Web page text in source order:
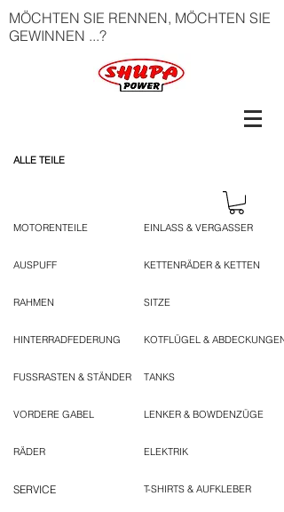
MÖCHTEN SIE RENNEN, MÖCHTEN SIE
GEWINNEN ...?
ALLE TEILE
MOTORENTEILE
AUSPUFF
RAHMEN
HINTERRADFEDERUNG
FUSSRASTEN & STÄNDER
VORDERE GABEL
RÄDER
SERVICE
EINLASS & VERGASSER
KETTENRÄDER & KETTEN
SITZE
KOTFLÜGEL & ABDECKUNGEN
TANKS
LENKER & BOWDENZÜGE
ELEKTRIK
T-SHIRTS & AUFKLEBER